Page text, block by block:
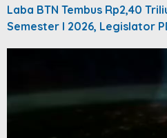
Laba BTN Tembus Rp2,40
Semester I 2026, Legislator